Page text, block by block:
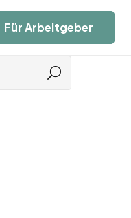
Für Arbeitgeber